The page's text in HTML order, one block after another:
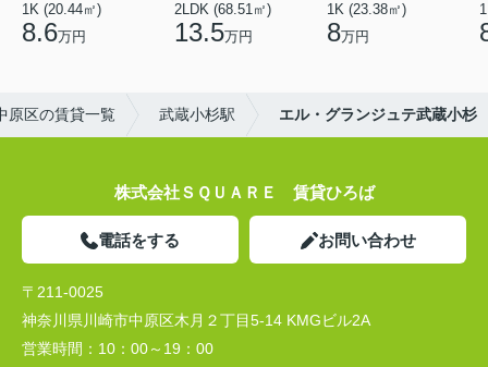
1K (20.44㎡)
8.6万円
2LDK (68.51㎡)
13.5万円
1K (23.38㎡)
8万円
原区の賃貸一覧 武蔵小杉駅 エル・グランジュテ武蔵小杉
株式会社ＳＱＵＡＲＥ 賃貸ひろば
電話をする お問い合わせ
〒211-0025
神奈川県川崎市中原区木月２丁目5-14 KMGビル2A
営業時間： 10：00～19：00